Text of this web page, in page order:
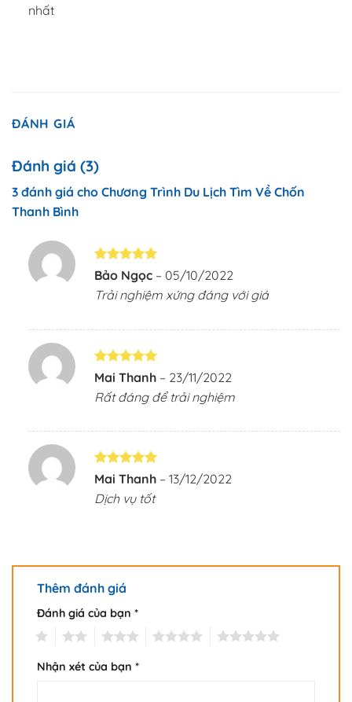
nhất
ĐÁNH GIÁ
Đánh giá (3)
3 đánh giá cho Chương Trình Du Lịch Tìm Về Chốn
Thanh Bình
Được xếp
hạng
5
sao
Bảo Ngọc – 05/10/2022
Trải nghiệm xứng đáng với giá
Được xếp
hạng
5
sao
Mai Thanh – 23/11/2022
Rất đáng để trải nghiệm
Được xếp
hạng
5
sao
Mai Thanh – 13/12/2022
Dịch vụ tốt
Thêm đánh giá
Đánh giá của bạn *
Nhận xét của bạn *